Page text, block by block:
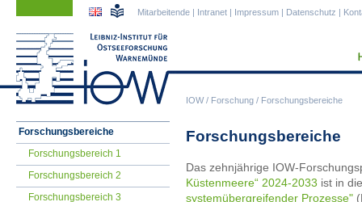
IOW/ Forschung / Forschungsbereiche
Mitarbeitende | Intranet | Impressum | Datenschutz |
Forschungsbereiche
Das zehnjährige IOW-
Küstenmeere“ 2024-2033 ist in
systemübergreifender Prozesse"
Navigation
überspringen
Forschungsbereiche
Forschungsbereich 1
Forschungsbereich 2
Forschungsbereich 3